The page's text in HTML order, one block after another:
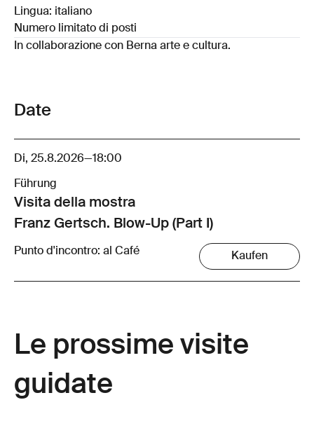
Lingua: italiano
Numero limitato di posti
In collaborazione con Berna arte e cultura.
Date
Di, 25.8.2026—18:00
Führung
Visita della mostra
Franz Gertsch. Blow-Up (Part I)
Punto d'incontro: al Café Kaufen
Le prossime visite
guidate